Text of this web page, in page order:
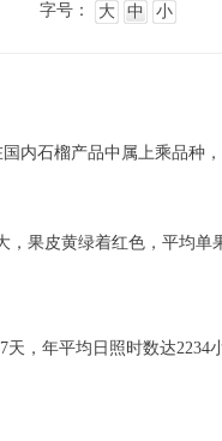
字号： 大 中 小
内石榴产品中属上乘品种
果皮黄绿着红色，平均单
，年平均日照时数达2234